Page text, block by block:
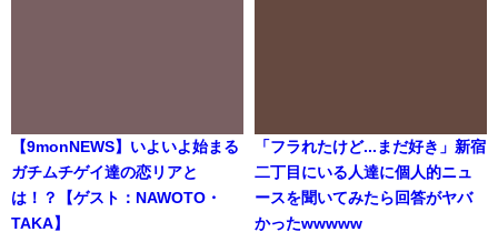
【9monNEWS】いよいよ始まる
ガチムチゲイ達の恋リアと
は！？【ゲスト：NAWOTO・
TAKA】
「フラれたけど...まだ好き」新宿
二丁目にいる人達に個人的ニュ
ースを聞いてみたら回答がヤバ
かったwwwww